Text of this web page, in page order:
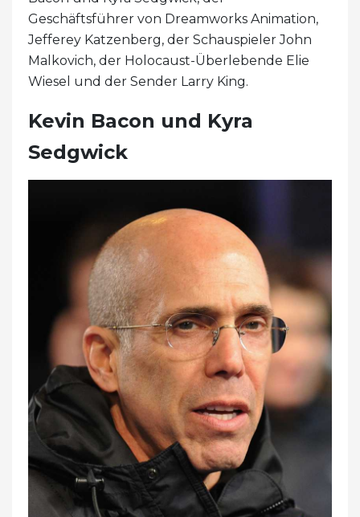
Geschäftsführer von Dreamworks Animation,
Jefferey Katzenberg, der Schauspieler John
Malkovich, der Holocaust-Überlebende Elie
Wiesel und der Sender Larry King.
Kevin Bacon und Kyra
Sedgwick